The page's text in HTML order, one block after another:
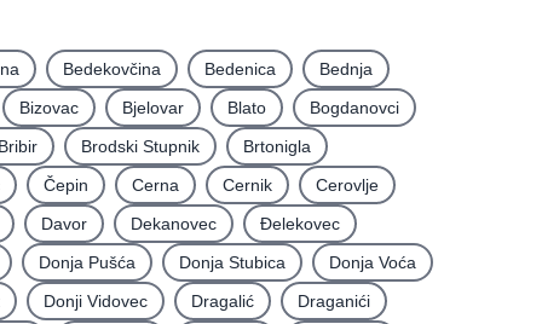
Bedekovčina Bedenica
Bednja
Bizovac Bjelovar Blato
Bogdanovci
Bribir Brodski Stupnik
Brtonigla
Čepin Cerna Cernik
Cerovlje
Davor Dekanovec
Ðelekovec
Donja Pušća Donja Stubica
Donja Voća
Donji Vidovec Dragalić
Draganići